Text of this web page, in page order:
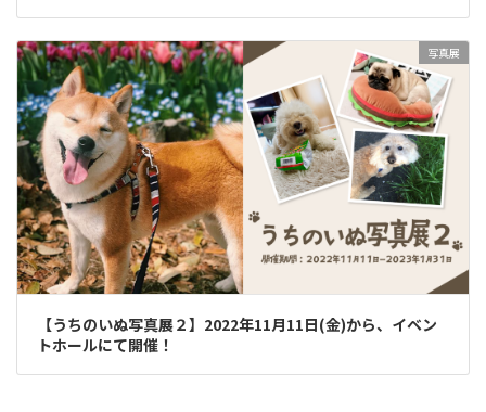
写真展
【うちのいぬ写真展２】2022年11月11日(金)から、イベン
トホールにて開催！